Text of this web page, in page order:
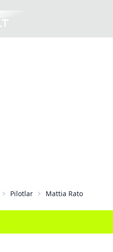
Pilotlar Mattia Rato